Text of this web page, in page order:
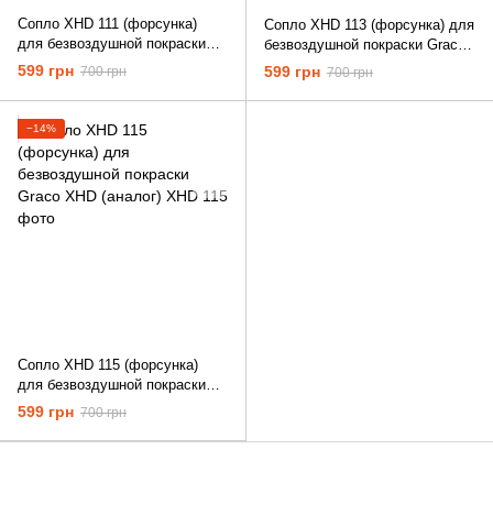
Сопло XHD 111 (форсунка)
для безвоздушной покраски
Graco XHD (аналог)
599 грн 700 грн
Сопло XHD 113 (форсунка) для
безвоздушной покраски Graco
XHD (аналог)
599 грн 700 грн
−14%
Сопло XHD 115 (форсунка)
для безвоздушной покраски
Graco XHD (аналог)
599 грн 700 грн